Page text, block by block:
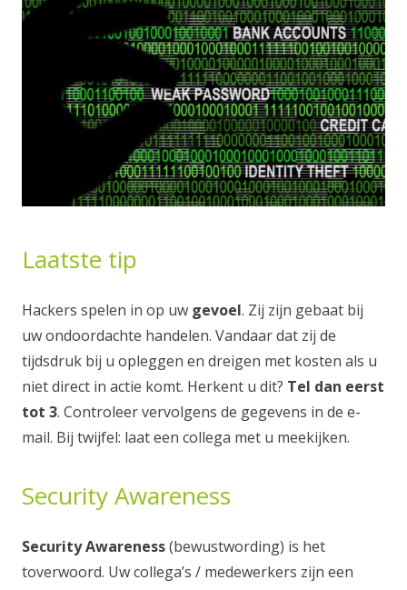
Laatste tip
Hackers spelen in op uw gevoel. Zij zijn gebaat bij
uw ondoordachte handelen. Vandaar dat zij de
tijdsdruk bij u opleggen en dreigen met kosten als u
niet direct in actie komt. Herkent u dit? Tel dan eerst
tot 3. Controleer vervolgens de gegevens in de e-
mail. Bij twijfel: laat een collega met u meekijken.
Security Awareness
Security Awareness(bewustwording) is het
toverwoord. Uw collega’s / medewerkers zijn een